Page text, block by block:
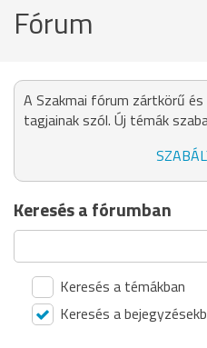
Fórum
A Szakmai fórum zártkörű
tagjainak szól. Új témák
Keresés a fórumban
Keresés a témákban
Keresés a